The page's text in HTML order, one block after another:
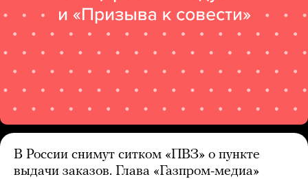
В России снимут ситком «ПВЗ» о пункте
выдачи заказов. Глава «Газпром-медиа»